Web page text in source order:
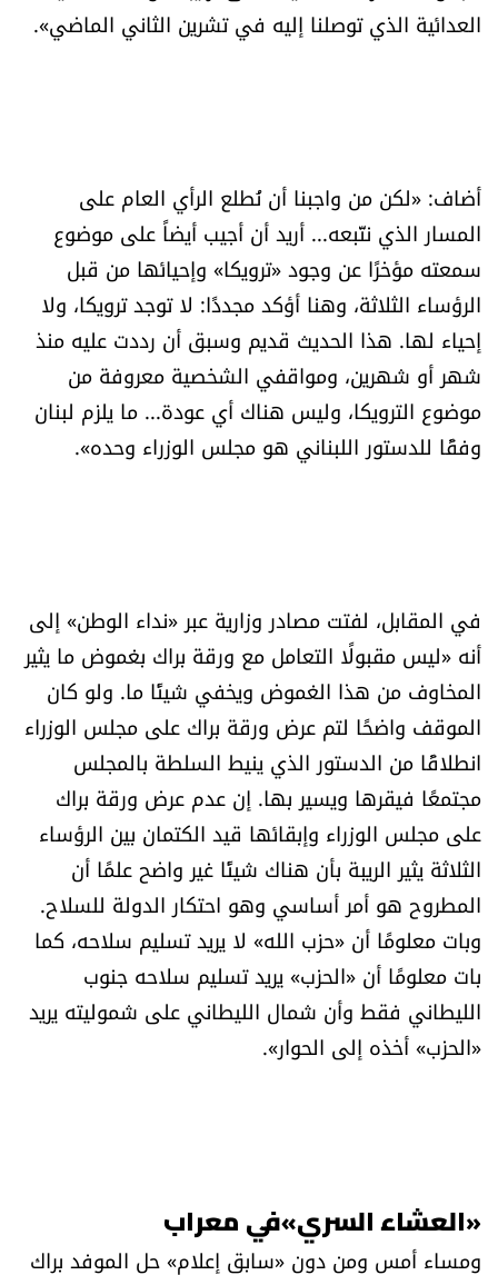
العدائية الذي توصلنا إليه في تشرين الثاني الماضي».
أضاف: «لكن من واجبنا أن نُطلع الرأي العام على
المسار الذي نتّبعه... أريد أن أجيب أيضاً على موضوع
سمعته مؤخرًا عن وجود «ترويكا» وإحيائها من قبل
الرؤساء الثلاثة، وهنا أؤكد مجددًا: لا توجد ترويكا، ولا
إحياء لها. هذا الحديث قديم وسبق أن رددت عليه منذ
شهر أو شهرين، ومواقفي الشخصية معروفة من
موضوع الترويكا، وليس هناك أي عودة... ما يلزم لبنان
وفقًا للدستور اللبناني هو مجلس الوزراء وحده».
في المقابل، لفتت مصادر وزارية عبر «نداء الوطن» إلى
أنه «ليس مقبولًا التعامل مع ورقة براك بغموض ما يثير
المخاوف من هذا الغموض ويخفي شيئًا ما. ولو كان
الموقف واضحًا لتم عرض ورقة براك على مجلس الوزراء
انطلاقًا من الدستور الذي ينيط السلطة بالمجلس
مجتمعًا فيقرها ويسير بها. إن عدم عرض ورقة براك
على مجلس الوزراء وإبقائها قيد الكتمان بين الرؤساء
الثلاثة يثير الريبة بأن هناك شيئًا غير واضح علمًا أن
المطروح هو أمر أساسي وهو احتكار الدولة للسلاح.
وبات معلومًا أن «حزب الله» لا يريد تسليم سلاحه، كما
بات معلومًا أن «الحزب» يريد تسليم سلاحه جنوب
الليطاني فقط وأن شمال الليطاني على شموليته يريد
«الحزب» أخذه إلى الحوار».
«العشاء السري»في معراب
ومساء أمس ومن دون «سابق إعلام» حل الموفد براك